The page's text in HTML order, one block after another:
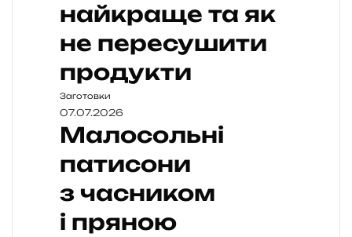
найкраще та як
не пересушити
продукти
Заготовки
07.07.2026
Малосольні
патисони
з часником
і пряною